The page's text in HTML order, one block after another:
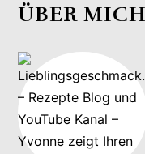
ÜBER MICH